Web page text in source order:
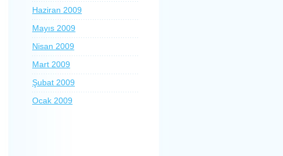
Haziran 2009
Mayıs 2009
Nisan 2009
Mart 2009
Şubat 2009
Ocak 2009